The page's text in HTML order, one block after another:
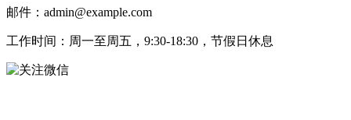
邮件：admin@example.com
工作时间：周一至周五，9:30-18:30，节假日休息